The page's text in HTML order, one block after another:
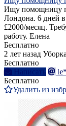
Ищу помощницу
Лондона. 6 дней
£2000/месяц.
работу. Елена
Бесплатно
2 лет назад Уборка
Бесплатно
Написать
Бесплатно
Удалить из